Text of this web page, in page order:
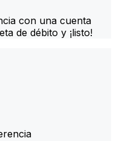
con una cuenta
de débito y ¡listo!